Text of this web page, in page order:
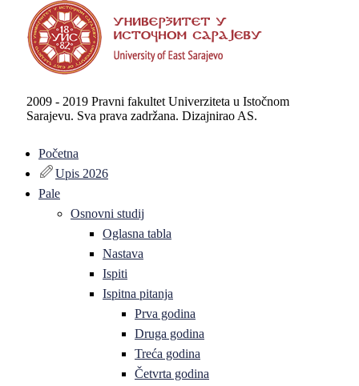
2009 - 2019 Pravni fakultet Univerziteta u Istočnom
Sarajevu. Sva prava zadržana. Dizajnirao AS.
Početna
Upis 2026
Pale
Osnovni studij
Oglasna tabla
Nastava
Ispiti
Ispitna pitanja
Prva godina
Druga godina
Treća godina
Četvrta godina